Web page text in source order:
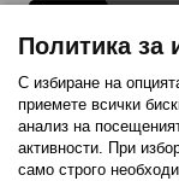
Последвайте
FacebookTwitter
Политика за
С избиране на
приемете всички
анализ на
активности. При
само строго